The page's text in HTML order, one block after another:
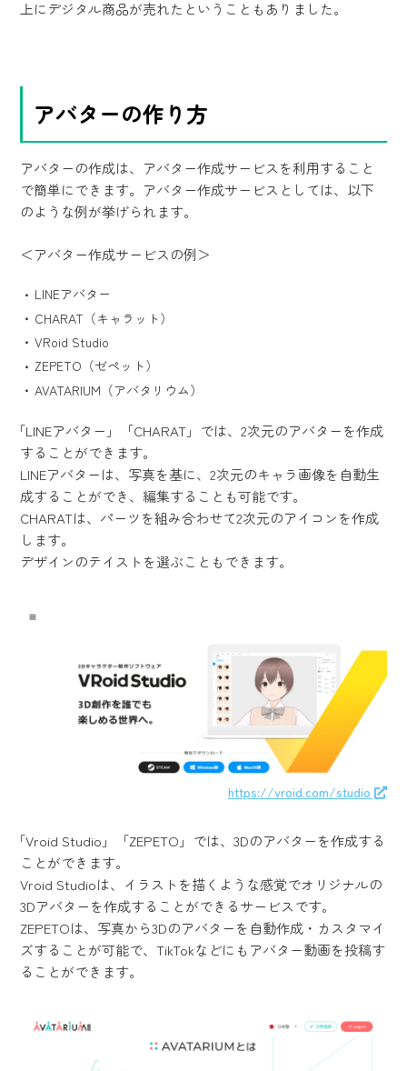
上にデジタル商品が売れたということもありました。
アバターの作り方
アバターの作成は、アバター作成サービスを利用すること
で簡単にできます。アバター作成サービスとしては、以下
のような例が挙げられます。
＜アバター作成サービスの例＞
LINEアバター
CHARAT（キャラット）
VRoid Studio
ZEPETO（ゼペット）
AVATARIUM（アバタリウム）
「LINEアバター」「CHARAT」では、2次元のアバターを作成
することができます。
LINEアバターは、写真を基に、2次元のキャラ画像を自動生
成することができ、編集することも可能です。
CHARATは、パーツを組み合わせて2次元のアイコンを作成
します。
デザインのテイストを選ぶこともできます。
https://vroid.com/studio
「Vroid Studio」「ZEPETO」では、3Dのアバターを作成する
ことができます。
Vroid Studioは、イラストを描くような感覚でオリジナルの
3Dアバターを作成することができるサービスです。
ZEPETOは、写真から3Dのアバターを自動作成・カスタマイ
ズすることが可能で、TikTokなどにもアバター動画を投稿す
ることができます。